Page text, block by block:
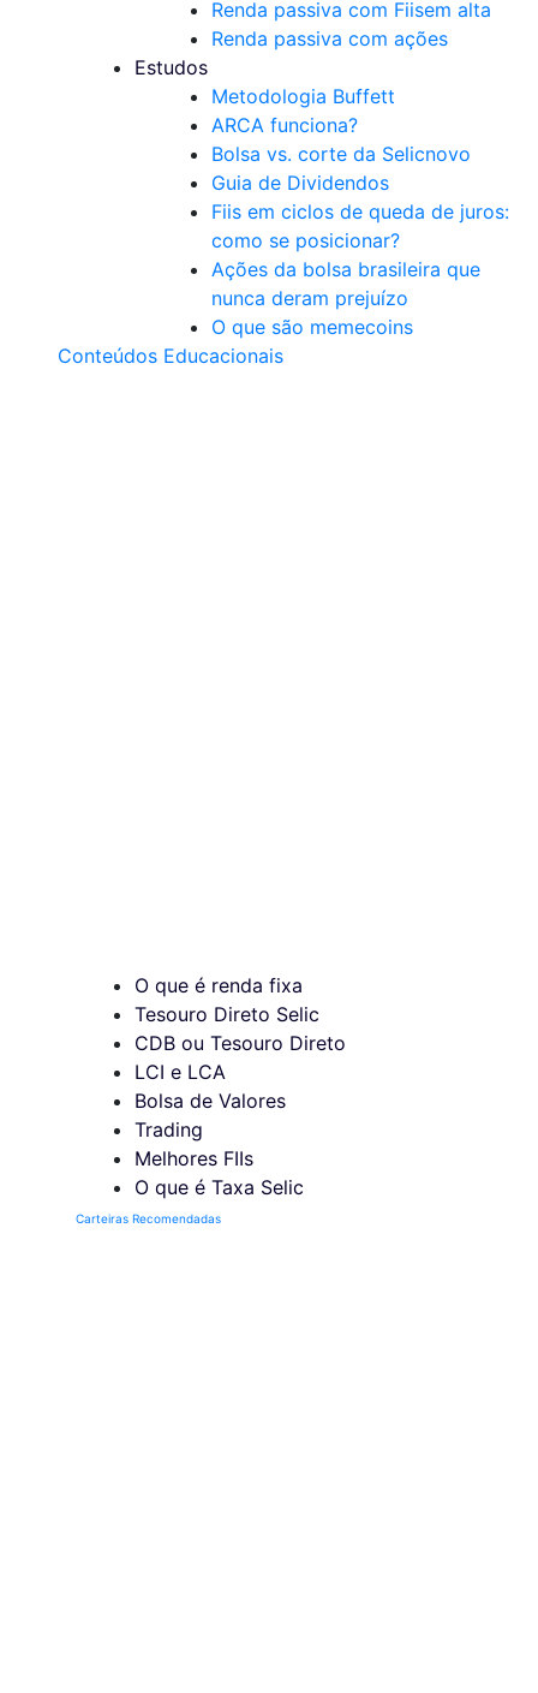
Renda passiva com Fiisem alta
Renda passiva com ações
Estudos
Metodologia Buffett
ARCA funciona?
Bolsa vs. corte da Selicnovo
Guia de Dividendos
Fiis em ciclos de queda de juros:
como se posicionar?
Ações da bolsa brasileira que
nunca deram prejuízo
O que são memecoins
Conteúdos Educacionais
O que é renda fixa
Tesouro Direto Selic
CDB ou Tesouro Direto
LCI e LCA
Bolsa de Valores
Trading
Melhores FIIs
O que é Taxa Selic
Carteiras Recomendadas